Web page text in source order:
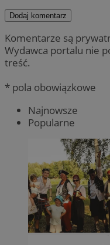
Dodaj komentarz
Komentarze są
Wydawca portalu nie
treść.
* pola obowiązkowe
Najnowsze
Popularne